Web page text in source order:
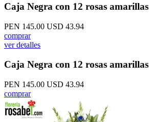
Caja Negra con 12 rosas amarillas
PEN 145.00 USD 43.94
comprar
ver detalles
Caja Negra con 12 rosas amarillas
PEN 145.00 USD 43.94
comprar